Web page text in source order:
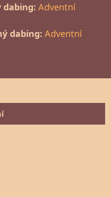
dabing: Adventní
dabing: Adventní